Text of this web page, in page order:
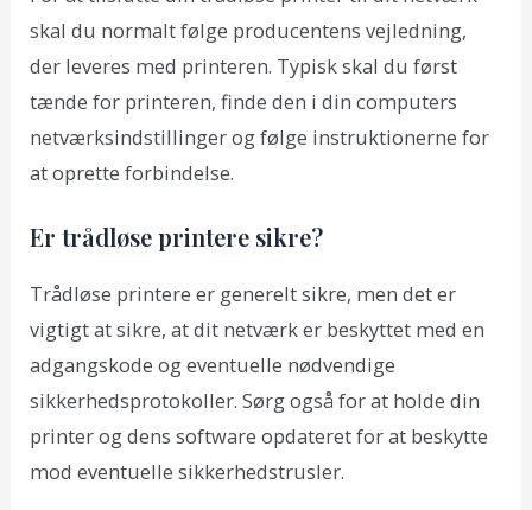
skal du normalt følge producentens vejledning,
der leveres med printeren. Typisk skal du først
tænde for printeren, finde den i din computers
netværksindstillinger og følge instruktionerne for
at oprette forbindelse.
Er trådløse printere sikre?
Trådløse printere er generelt sikre, men det er
vigtigt at sikre, at dit netværk er beskyttet med en
adgangskode og eventuelle nødvendige
sikkerhedsprotokoller. Sørg også for at holde din
printer og dens software opdateret for at beskytte
mod eventuelle sikkerhedstrusler.